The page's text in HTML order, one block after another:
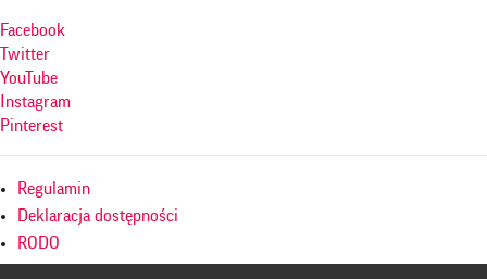
Facebook
Twitter
YouTube
Instagram
Pinterest
Menu
w
stopce
Regulamin
Deklaracja dostępności
RODO